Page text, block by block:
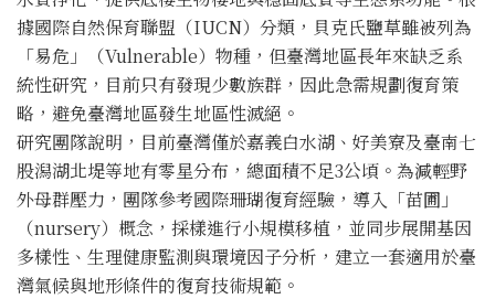
據國際自然保育聯盟（IUCN）分類，貝克氏鹽草雖被列為
「易危」（Vulnerable）物種，但臺灣地區長年來缺乏系
統性研究，目前只有發現少數族群，因此急需規劃復育策
略，避免臺灣地區發生地區性滅絕。
研究團隊說明，目前臺灣僅於嘉義白水湖、好美寮及臺南七
股潟湖北堤等地有零星分布，總面積不足3公頃。為減輕野
外母群壓力，團隊參考國際珊瑚復育經驗，導入「苗圃」
（nursery）概念，採樣進行小規模移植，並同步展開基因
多樣性、生理健康監測與環境因子分析，建立一套適用於臺
灣氣候與地形條件的復育技術規範。